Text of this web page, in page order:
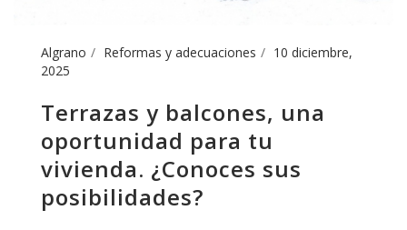
Algrano Reformas y adecuaciones
10 diciembre,
2025
Terrazas y balcones, una
oportunidad para tu
vivienda. ¿Conoces sus
posibilidades?